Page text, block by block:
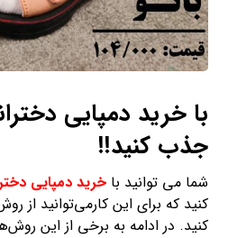
با خرید دمپایی
جذب کنید!!
شما می توانید باخرید دمپایی
کنید که برای این کارمی‌توانید از
کنید. در ادامه به برخی از این